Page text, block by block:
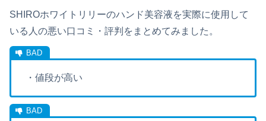
SHIROホワイトリリーのハンド美容液を実際に使用して
いる人の悪い口コミ・評判をまとめてみました。
・値段が高い